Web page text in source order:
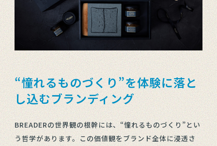
“憧れるものづくり”を体験に落と
し込むブランディング
BREADERの世界観の根幹には、“憧れるものづくり”とい
う哲学があります。この価値観をブランド全体に浸透さ